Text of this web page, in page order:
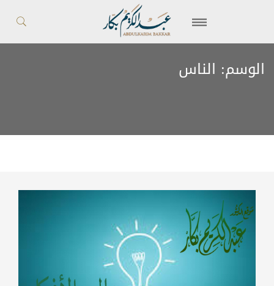
الوسم: الناس